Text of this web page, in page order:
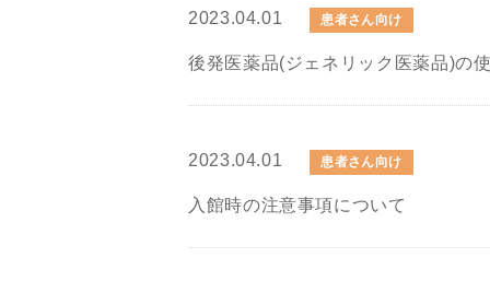
2023.04.01 患者さん向け
後発医薬品(ジェネリック医薬品)の
2023.04.01 患者さん向け
入館時の注意事項について